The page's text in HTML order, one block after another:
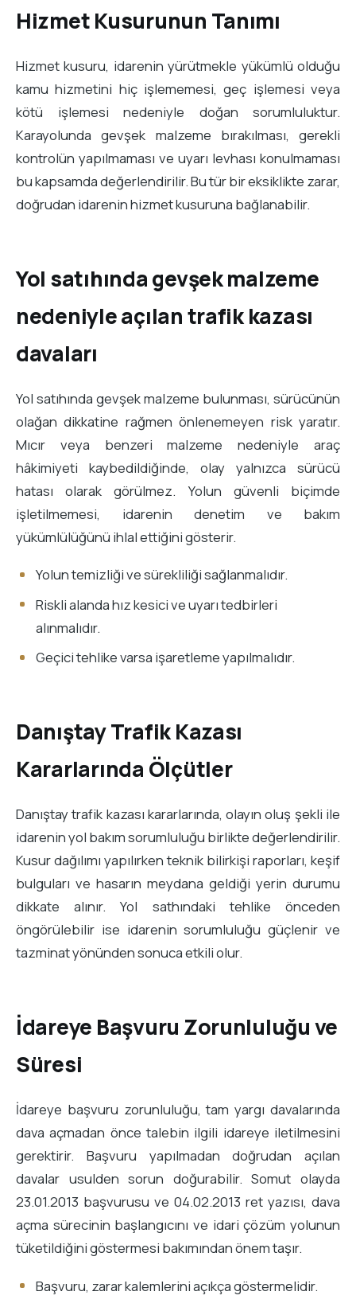
Hizmet Kusurunun Tanımı
Hizmet kusuru, idarenin yürütmekle yükümlü olduğu
kamu hizmetini hiç işlememesi, geç işlemesi veya
kötü işlemesi nedeniyle doğan sorumluluktur.
Karayolunda gevşek malzeme bırakılması, gerekli
kontrolün yapılmaması ve uyarı levhası konulmaması
bu kapsamda değerlendirilir. Bu tür bir eksiklikte zarar,
doğrudan idarenin hizmet kusuruna bağlanabilir.
Yol satıhında gevşek malzeme
nedeniyle açılan trafik kazası
davaları
Yol satıhında gevşek malzeme bulunması, sürücünün
olağan dikkatine rağmen önlenemeyen risk yaratır.
Mıcır veya benzeri malzeme nedeniyle araç
hâkimiyeti kaybedildiğinde, olay yalnızca sürücü
hatası olarak görülmez. Yolun güvenli biçimde
işletilmemesi, idarenin denetim ve bakım
yükümlülüğünü ihlal ettiğini gösterir.
Yolun temizliği ve sürekliliği sağlanmalıdır.
Riskli alanda hız kesici ve uyarı tedbirleri
alınmalıdır.
Geçici tehlike varsa işaretleme yapılmalıdır.
Danıştay Trafik Kazası
Kararlarında Ölçütler
Danıştay trafik kazası kararlarında, olayın oluş şekli ile
idarenin yol bakım sorumluluğu birlikte değerlendirilir.
Kusur dağılımı yapılırken teknik bilirkişi raporları, keşif
bulguları ve hasarın meydana geldiği yerin durumu
dikkate alınır. Yol sathındaki tehlike önceden
öngörülebilir ise idarenin sorumluluğu güçlenir ve
tazminat yönünden sonuca etkili olur.
İdareye Başvuru Zorunluluğu ve
Süresi
İdareye başvuru zorunluluğu, tam yargı davalarında
dava açmadan önce talebin ilgili idareye iletilmesini
gerektirir. Başvuru yapılmadan doğrudan açılan
davalar usulden sorun doğurabilir. Somut olayda
23.01.2013 başvurusu ve 04.02.2013 ret yazısı, dava
açma sürecinin başlangıcını ve idari çözüm yolunun
tüketildiğini göstermesi bakımından önem taşır.
Başvuru, zarar kalemlerini açıkça göstermelidir.